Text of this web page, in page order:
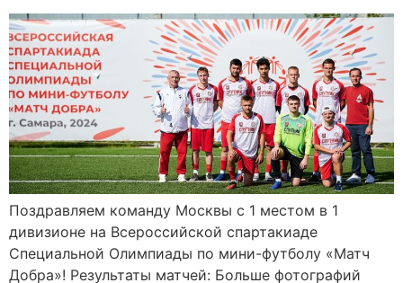
Поздравляем команду Москвы с 1 местом в 1
дивизионе на Всероссийской спартакиаде
Специальной Олимпиады по мини-футболу «Матч
Добра»! Результаты матчей: Больше фотографий